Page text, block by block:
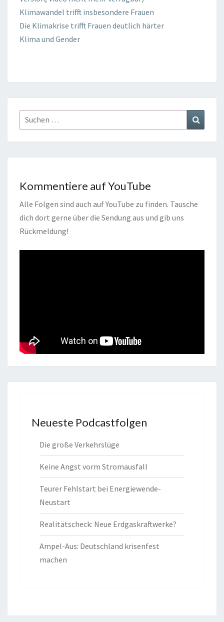
Klimawandel trifft insbesondere Frauen
Die Klimakrise trifft Frauen deutlich härter
Klima und Gender
Suchen
nach:
Kommentiere auf YouTube
Alle Folgen sind auch auf YouTube zu finden. Tausche
dich dort gerne über die Sendung aus und gib uns
Rückmeldung!
Neueste Podcastfolgen
Die große Verkehrslüge
Keine Angst vorm Stromausfall
Teurer Fehlstart bei Energiewende-
Neustart
Realitätscheck: Neue Erdgaskraftwerke?
Ampel-Aus: Deutschland krisenfest
machen